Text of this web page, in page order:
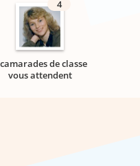
4
de classe
vous attendent